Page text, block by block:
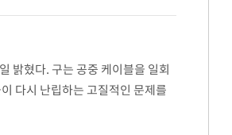
밝혔다. 구는 공중 케이블을 일회
다시 난립하는 고질적인 문제를
설비들을 하나로 묶는 공용 설비